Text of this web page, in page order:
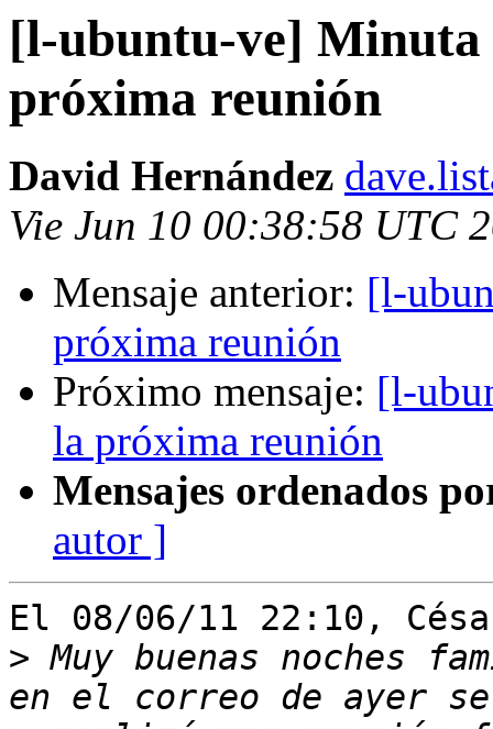
[l-ubuntu-ve] Minuta
próxima reunión
David Hernández
Vie Jun 10 00:38:58 UTC
Mensaje anterior: [l-
próxima reunión
Próximo mensaje: [l-
la próxima reunión
Mensajes ordenados
autor ]
El 08/06/11 22:10,
> Muy buenas noches